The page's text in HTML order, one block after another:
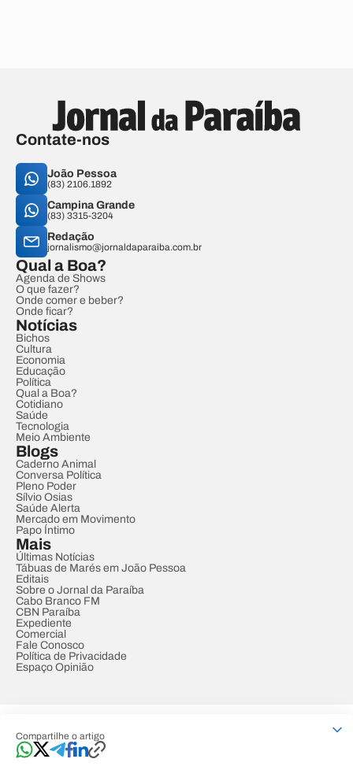
Compartilhe o artigo
Contate-nos
João Pessoa
(83) 2106.1892
Campina Grande
(83) 3315-3204
Redação
jornalismo@jornaldaparaiba.com.br
Qual a Boa?
Agenda de Shows
O que fazer?
Onde comer e beber?
Onde ficar?
Notícias
Bichos
Cultura
Economia
Educação
Política
Qual a Boa?
Cotidiano
Saúde
Tecnologia
Meio Ambiente
Blogs
Caderno Animal
Conversa Política
Pleno Poder
Sílvio Osias
Saúde Alerta
Mercado em Movimento
Papo Íntimo
Mais
Últimas Notícias
Tábuas de Marés em João Pessoa
Editais
Sobre o Jornal da Paraíba
Cabo Branco FM
CBN Paraíba
Expediente
Comercial
Fale Conosco
Política de Privacidade
Espaço Opinião
Developed by Designed by